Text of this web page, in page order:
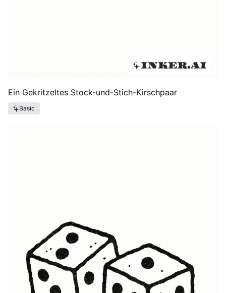
Ein Gekritzeltes Stock-und-Stich-Kirschpaar
Basic